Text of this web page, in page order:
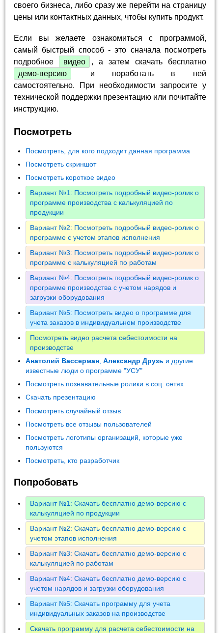
своего бизнеса, либо сразу же перейти на страницу
цены или контактных данных, чтобы купить продукт.
Если вы желаете ознакомиться с программой,
самый быстрый способ - это сначала посмотреть
подробное
видео
, а затем скачать бесплатно
демо-версию
и поработать в ней
самостоятельно. При необходимости запросите у
технической поддержки презентацию или почитайте
инструкцию.
Посмотреть
Посмотреть, для кого подходит данная программа
Посмотреть скриншот
Посмотреть короткое видео
Вариант №1: Посмотреть подробный видео-ролик о
программе производства с калькуляцией по
продукции
Вариант №2: Посмотреть подробный видео-ролик о
программе с учетом этапов исполнения
Вариант №3: Посмотреть подробный видео-ролик о
программе с калькуляцией по работам
Вариант №4: Посмотреть подробный видео-ролик о
программе производства с учетом нарядов и
загрузки оборудования
Вариант №5: Посмотреть видео о программе для
учета заказов в индивидуальном производстве
Посмотреть видео расчета себестоимости на
производстве
Анатолий Вассерман ,Александр Друзь и другие
известные люди о программе "УСУ"
Посмотреть познавательные ролики в соц. сетях
Скачать презентацию
Посмотреть случайный отзыв
Посмотреть все отзывы пользователей
Посмотреть логотипы организаций, которые уже
пользуются
Посмотреть, кто разработчик
Попробовать
Вариант №1: Скачать бесплатно демо-версию с
калькуляцией по продукции
Вариант №2: Скачать бесплатно демо-версию с
учетом этапов исполнения
Вариант №3: Скачать бесплатно демо-версию с
калькуляцией по работам
Вариант №4: Скачать бесплатно демо-версию с
учетом нарядов и загрузки оборудования
Вариант №5: Скачать программу для учета
индивидуальных заказов на производстве
Скачать программу для расчета себестоимости на